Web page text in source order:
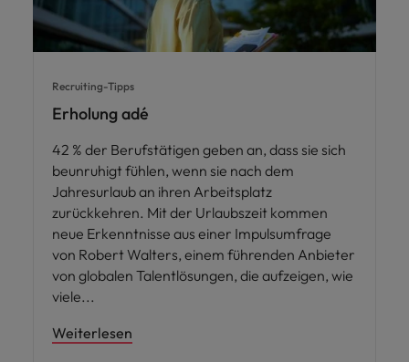
Recruiting-Tipps
Erholung adé
42 % der Berufstätigen geben an, dass sie sich
beunruhigt fühlen, wenn sie nach dem
Jahresurlaub an ihren Arbeitsplatz
zurückkehren. Mit der Urlaubszeit kommen
neue Erkenntnisse aus einer Impulsumfrage
von Robert Walters, einem führenden Anbieter
von globalen Talentlösungen, die aufzeigen, wie
viele
Weiterlesen